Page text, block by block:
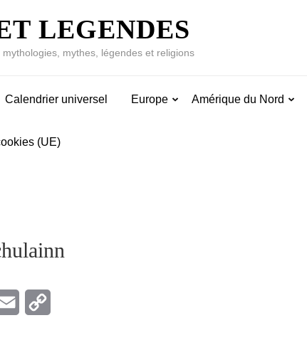
LEGENDES
mythes, légendes et religions
Calendrier universel Europe Amérique du Nord
(UE)